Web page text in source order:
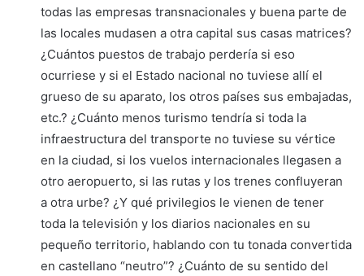
todas las empresas transnacionales y buena parte de
las locales mudasen a otra capital sus casas matrices?
¿Cuántos puestos de trabajo perdería si eso
ocurriese y si el Estado nacional no tuviese allí el
grueso de su aparato, los otros países sus embajadas,
etc.? ¿Cuánto menos turismo tendría si toda la
infraestructura del transporte no tuviese su vértice
en la ciudad, si los vuelos internacionales llegasen a
otro aeropuerto, si las rutas y los trenes confluyeran
a otra urbe? ¿Y qué privilegios le vienen de tener
toda la televisión y los diarios nacionales en su
pequeño territorio, hablando con tu tonada convertida
en castellano “neutro”? ¿Cuánto de su sentido del